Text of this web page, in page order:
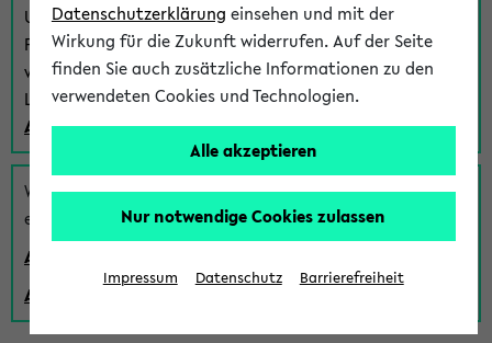
Um sich einen Stundenplan zu erstellen und alle weiteren
Funktionen des eKVVs für Studierende zu nutzen,
verwenden Sie diesen Link zur Anmeldung über Ihr Uni
Login:
Anmeldung zum eKVV der Studierenden
Wenn Sie (noch) kein Uni Login haben, können Sie das
eKVV auch über einen Gastzugang verwenden:
Anmeldung über einen vorhandenen Gastzugang
Anlegen eines neuen Gastzugangs
Datenschutzerklärung einsehen und mit der
Wirkung für die Zukunft widerrufen. Auf der Seite
finden Sie auch zusätzliche Informationen zu den
verwendeten Cookies und Technologien.
Alle akzeptieren
Nur notwendige Cookies zulassen
Impressum Datenschutz Barrierefreiheit